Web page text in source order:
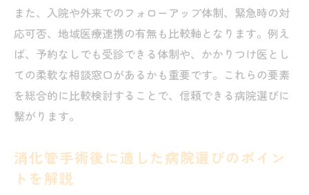
口コミ評価が高い病院に共通する特徴と注
意点
地元で信頼される病院の選び方を徹底解説
します
術後の不安を解消する病院の診療体制を徹底解
説
体例
信頼できる病院の診療体制を細かくチェッ
また、入院や外来でのフォローアップ体制、緊急時の対
応可否、地域医療連携の有無も比較軸となります。例え
ば、予約なしでも受診できる体制や、かかりつけ医とし
ての柔軟な相談窓口があるかも重要です。これらの要素
を総合的に比較検討することで、信頼できる病院選びに
繋がります。
消化管手術後に適した病院選びのポイン
トを解説